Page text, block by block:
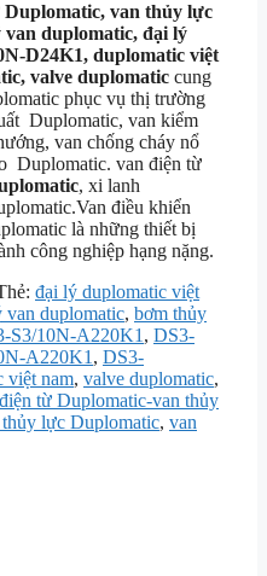
van thủy lực
duplomatic, đại lý
D24K1, duplomatic việt
valve duplomatic cung
phục vụ thị trường
Duplomatic, van kiểm
van chống cháy nổ
Duplomatic. van điện từ
, xi lanh
điều khiển
là những thiết bị
công nghiệp hạng nặng.
đại lý duplomatic việt
van duplomatic, bơm thủy
S3/10N-A220K1 , DS3-
A220K1 , DS3-
việt nam, valve duplomatic,
từ Duplomatic-van thủy
lực Duplomatic, van